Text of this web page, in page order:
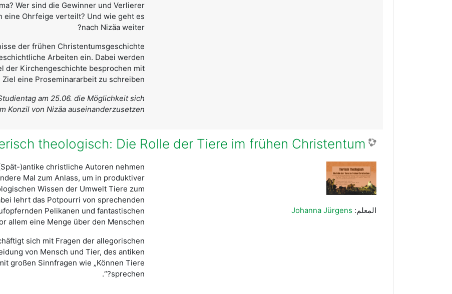
Wer sind die Gewinner und Verlierer
eine Ohrfeige verteilt? Und wie geht es
nach Nizäa weiter?
der frühen Christentumsgeschichte
Arbeiten ein. Dabei werden
der Kirchengeschichte besprochen mit
Ziel eine Proseminararbeit zu schreiben.
am 25.06. die Möglichkeit sich
Konzil von Nizäa auseinanderzusetzen.
theologisch: Die Rolle der Tiere im frühen Christentum
)antike christliche Autoren nehmen
Mal zum Anlass, um in produktiver
Wissen der Umwelt Tiere zum
lehrt das Potpourri von sprechenden
Pelikanen und fantastischen
allem eine Menge über den Menschen.
sich mit Fragen der allegorischen
von Mensch und Tier, des antiken
großen Sinnfragen wie „Können Tiere
sprechen?“.
المعلم: Johanna Jürgens